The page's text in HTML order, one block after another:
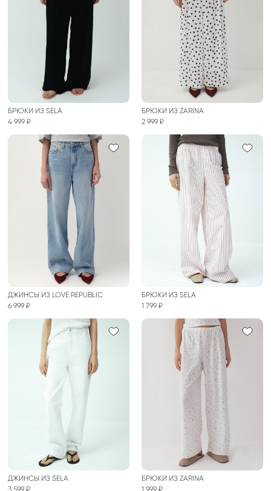
БРЮКИ ИЗ SELA
4 999 ₽
БРЮКИ ИЗ ZARINA
2 999 ₽
ДЖИНСЫ ИЗ LOVE REPUBLIC
6 999 ₽
БРЮКИ ИЗ SELA
1 799 ₽
ДЖИНСЫ ИЗ SELA
3 599 ₽
БРЮКИ ИЗ ZARINA
1 999 ₽